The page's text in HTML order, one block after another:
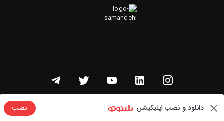
دانلود و نصب اپلیکیشن نصب
تمامی حقوق این وبسایت متعلق به شنوتو است